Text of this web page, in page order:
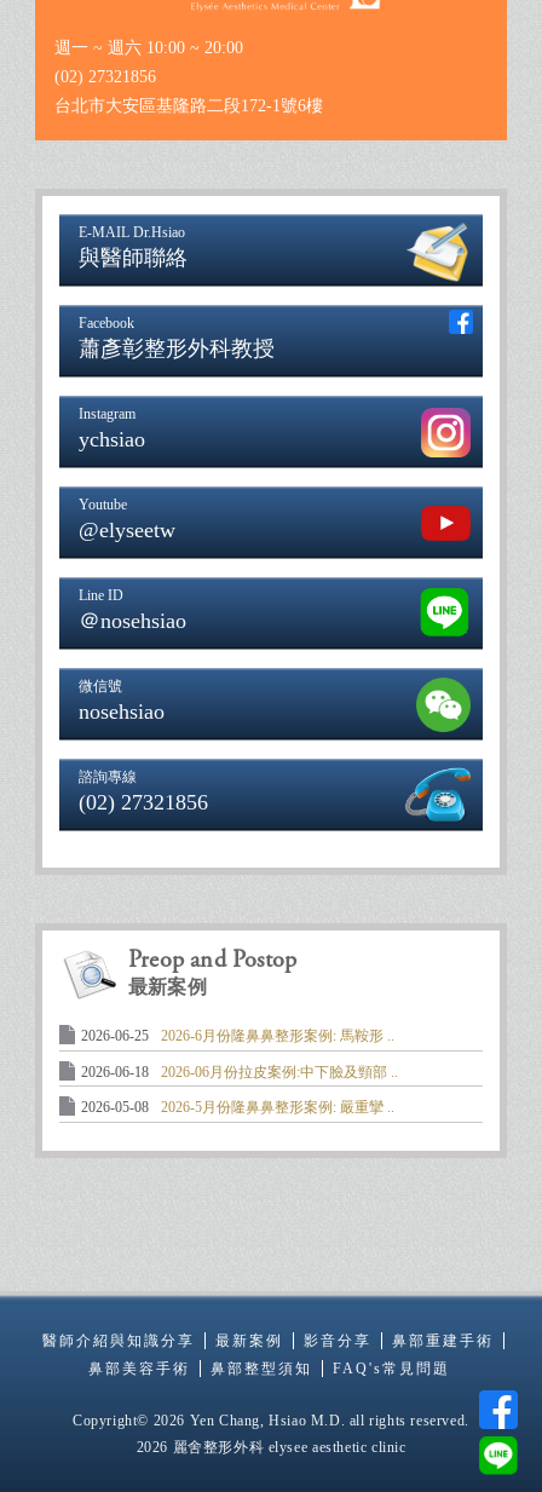
週一 ~ 週六 10:00 ~ 20:00
(02) 27321856
台北市大安區基隆路二段172-1號6樓
E-MAIL Dr.Hsiao
與醫師聯絡
Facebook
蕭彥彰整形外科教授
Instagram
ychsiao
Youtube
@elyseetw
Line ID
＠nosehsiao
微信號
nosehsiao
諮詢專線
(02) 27321856
Preop and Postop
最新案例
2026-06-25 2026-6月份隆鼻鼻整形案例: 馬鞍形 ..
2026-06-18 2026-06月份拉皮案例:中下臉及頸部 ..
2026-05-08 2026-5月份隆鼻鼻整形案例: 嚴重攣 ..
醫師介紹與知識分享 最新案例 影音分享
鼻部重建手術
鼻部美容手術
鼻部整型須知 FAQ's常見問題
Copyright© 2026 Yen Chang, Hsiao M.D. all rights reserved.
2026 麗舍整形外科 elysee aesthetic clinic